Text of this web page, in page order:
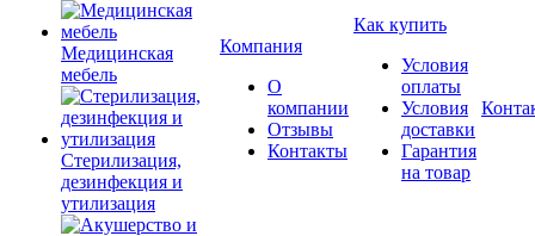
Медицинская
мебель
Стерилизация,
дезинфекция и
утилизация
Компания
О
компании
Отзывы
Контакты
Как купить
Условия
оплаты
Условия
доставки
Гарантия
на товар